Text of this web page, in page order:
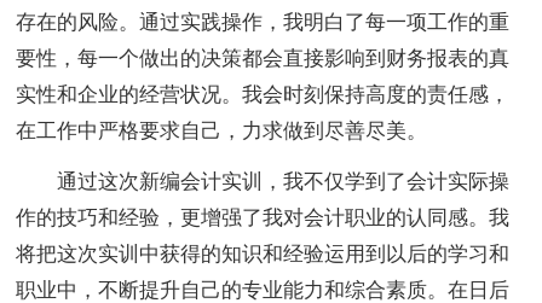
存在的风险。通过实践操作，我明白了每一项工作的重
要性，每一个做出的决策都会直接影响到财务报表的真
实性和企业的经营状况。我会时刻保持高度的责任感，
在工作中严格要求自己，力求做到尽善尽美。
通过这次新编会计实训，我不仅学到了会计实际操
作的技巧和经验，更增强了我对会计职业的认同感。我
将把这次实训中获得的知识和经验运用到以后的学习和
职业中，不断提升自己的专业能力和综合素质。在日后